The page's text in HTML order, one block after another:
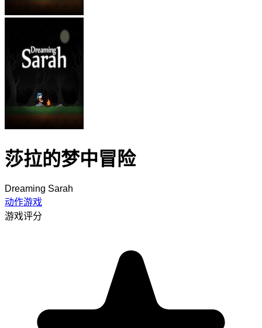
莎拉的梦中冒险
Dreaming Sarah
动作游戏
游戏评分